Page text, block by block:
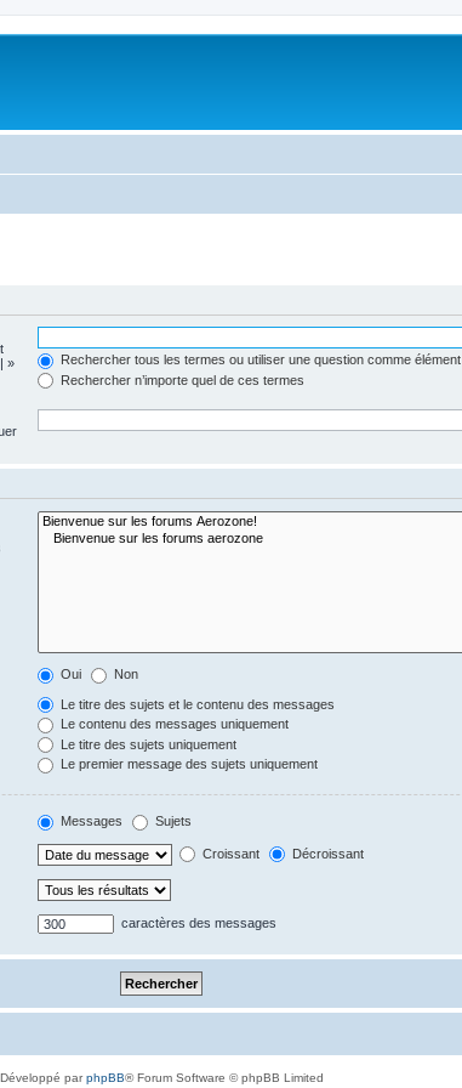
»
Rechercher tous les termes ou utiliser une question comme élément
Rechercher n’importe quel de ces termes
Oui Non
Le titre des sujets et le contenu des messages
Le contenu des messages uniquement
Le titre des sujets uniquement
Le premier message des sujets uniquement
Messages Sujets
Croissant Décroissant
caractères des messages
Développé parphpBB® Forum Software © phpBB Limited